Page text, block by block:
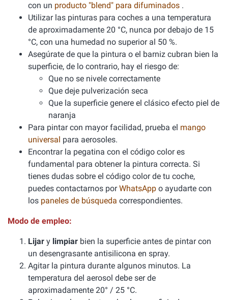
con un producto "blend" para difuminados .
Utilizar las pinturas para coches a una temperatura
de aproximadamente 20 °C, nunca por debajo de 15
°C, con una humedad no superior al 50 %.
Asegúrate de que la pintura o el barniz cubran bien la
superficie, de lo contrario, hay el riesgo de:
Que no se nivele correctamente
Que deje pulverización seca
Que la superficie genere el clásico efecto piel de
naranja
Para pintar con mayor facilidad, prueba el mango
universal para aerosoles.
Encontrar la pegatina con el código color es
fundamental para obtener la pintura correcta. Si
tienes dudas sobre el código color de tu coche,
puedes contactarnos porWhatsApp o ayudarte con
los paneles de búsqueda correspondientes.
Modo de empleo:
Lijar y limpiar bien la superficie antes de pintar con
un desengrasante antisilicona en spray.
Agitar la pintura durante algunos minutos. La
temperatura del aerosol debe ser de
aproximadamente 20° / 25 °C.